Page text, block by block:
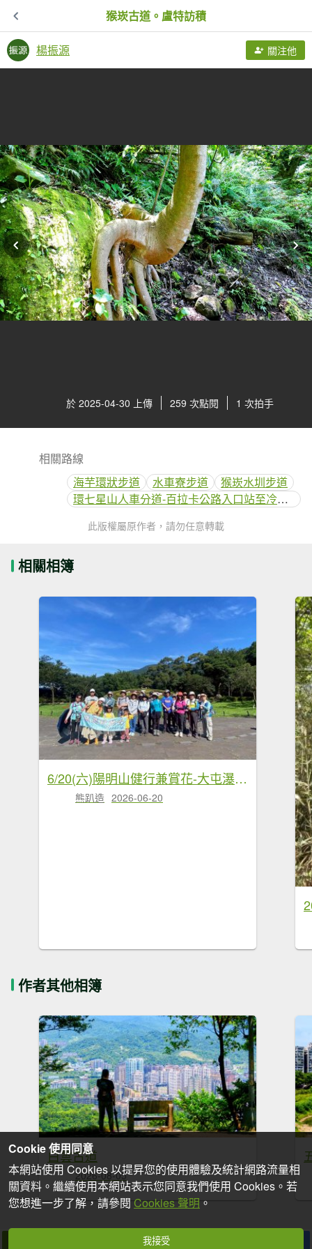
猴崁古道。盧特訪積
楊振源 關注他
於 2025-04-30 上傳 259 次點閱 1 次拍手
相關路線
海芋環狀步道
水車寮步道
猴崁水圳步道
環七星山人車分道-百拉卡公路入口站至冷水坑段
此版權屬原作者，請勿任意轉載
相關相簿
6/20(六)陽明山健行兼賞花-大屯瀑布×竹子湖賞繡球花×猴崁水圳古道×草山觀瀑吊橋×十八圳古道
熊趴造 2026-06-20
作者其他相簿
白雲古道
2026-08-05
收藏
Cookie 使用同意
本網站使用 Cookies 以提昇您的使用體驗及統計網路流量相
關資料。繼續使用本網站表示您同意我們使用 Cookies。若
您想進一步了解，請參閱 Cookies 聲明 。
我接受